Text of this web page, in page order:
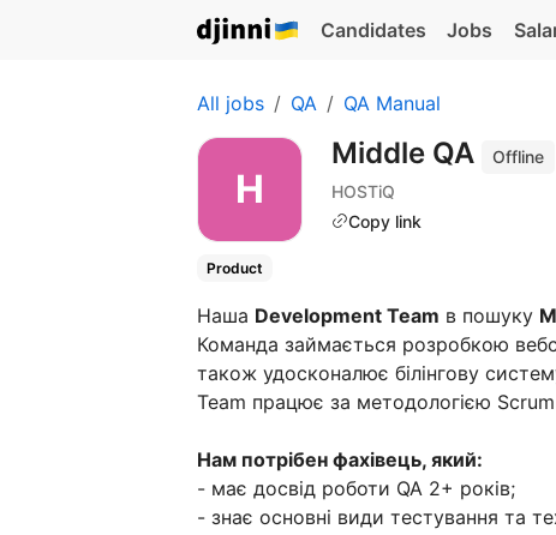
Candidates Jobs
All jobs QA QA Manual
Middle QA
Offline
HOSTiQ
Copy link
Product
Наша Development Team в пошуку
Команда займається розробкою
також удосконалює білінгову
Team працює за методологією
Нам потрібен фахівець, який:
- має досвід роботи QA 2+ років;
- знає основні види тестування та